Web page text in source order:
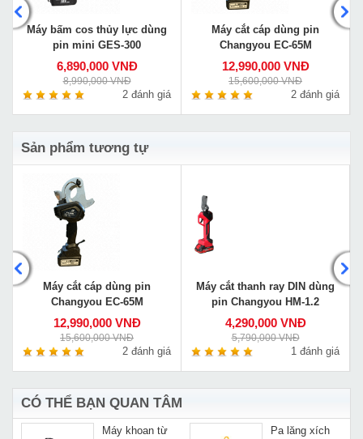
Máy bấm cos thủy lực dùng
pin mini GES-300
6,890,000 VNĐ
8,990,000 VNĐ
2 đánh giá
Máy cắt cáp dùng pin
Changyou EC-65M
12,990,000 VNĐ
15,600,000 VNĐ
2 đánh giá
Sản phẩm tương tự
Máy cắt cáp dùng pin
Changyou EC-65M
12,990,000 VNĐ
15,600,000 VNĐ
2 đánh giá
Máy cắt thanh ray DIN dùng
pin Changyou HM-1.2
4,290,000 VNĐ
5,790,000 VNĐ
1 đánh giá
CÓ THỂ BẠN QUAN TÂM
Máy khoan từ
Pa lăng xích